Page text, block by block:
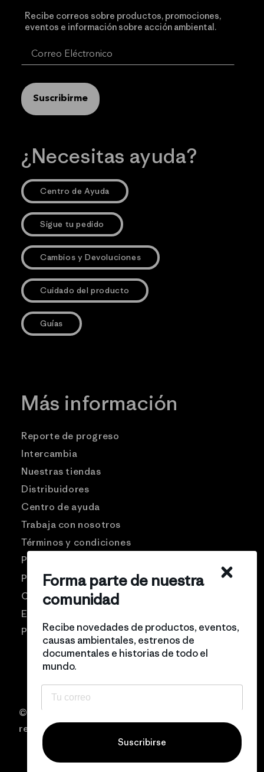
Filtrar y ordenar
Recibe correos sobre productos, promociones,
eventos e información sobre acción ambiental.
Suscribirme
¿Necesitas ayuda?
Centro de Ayuda
Sigue tu pedido
Cambios y Devoluciones
Cuidado del producto
Guías
Más información
Reporte de progreso
Intercambia
Nuestras tiendas
Distribuidores
Centro de ayuda
Trabaja con nosotros
Términos y condiciones
Patagonia USA
Preguntas frecuentes
Comunidad Pro
Eventos
Politicas de privacidad
© 2026 Patagonia Chile Todos los derechos
reservados
Forma parte de nuestra
comunidad
Recibe novedades de productos, eventos,
causas ambientales, estrenos de
documentales e historias de todo el
mundo.
Suscribirse